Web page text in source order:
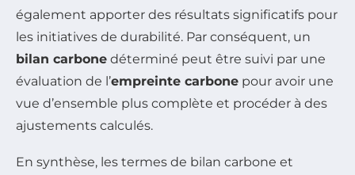
également apporter des résultats significatifs pour
les initiatives de durabilité. Par conséquent, un
bilan carbone déterminé peut être suivi par une
évaluation de l’empreinte carbone pour avoir une
vue d’ensemble plus complète et procéder à des
ajustements calculés.
En synthèse, les termes de bilan carbone et